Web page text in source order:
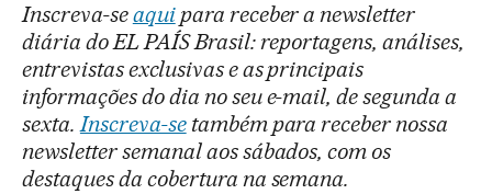
Inscreva-seaquipara receber a newsletter
diária do EL PAÍS Brasil: reportagens, análises,
entrevistas exclusivas e as principais
informações do dia no seu e-mail, de segunda a
sexta.Inscreva-setambém para receber nossa
newsletter semanal aos sábados, com os
destaques da cobertura na semana.